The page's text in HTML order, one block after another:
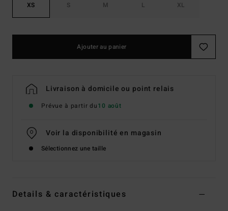
XS S M L XL
Ajouter au panier
Livraison à domicile ou point relais
Prévue à partir du10 août
Voir la disponibilité en magasin
Sélectionnez une taille
Details & caractéristiques